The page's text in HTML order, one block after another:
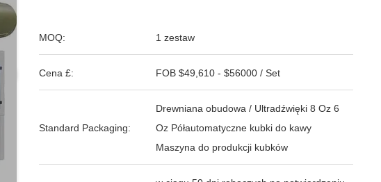
MOQ: 1 zestaw
Cena £: FOB $49,610 - $56000 / Set
Standard Packaging:
Drewniana obudowa / Ultradźwięki 8 Oz 6
Oz Półautomatyczne kubki do kawy
Maszyna do produkcji kubków